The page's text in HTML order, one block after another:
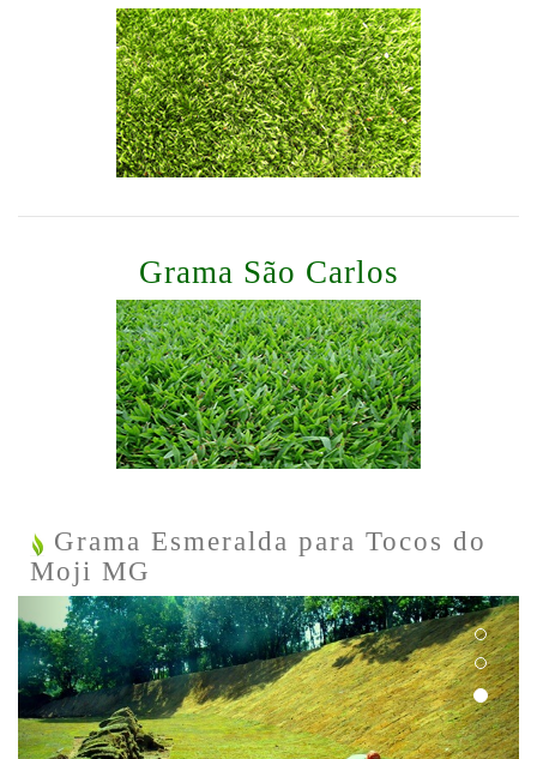
Grama São Carlos
Grama Esmeralda para Tocos do
Moji MG
Previous Next